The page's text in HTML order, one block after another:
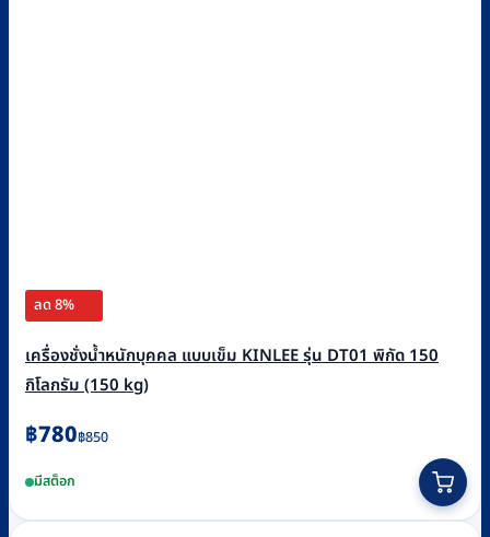
ลด 8%
เครื่องชั่งน้ำหนักบุคคล แบบเข็ม KINLEE รุ่น DT01 พิกัด 150
กิโลกรัม (150 kg)
฿850
Original
was:
฿850.
฿780
Current
is:
฿780.
มีสต็อก